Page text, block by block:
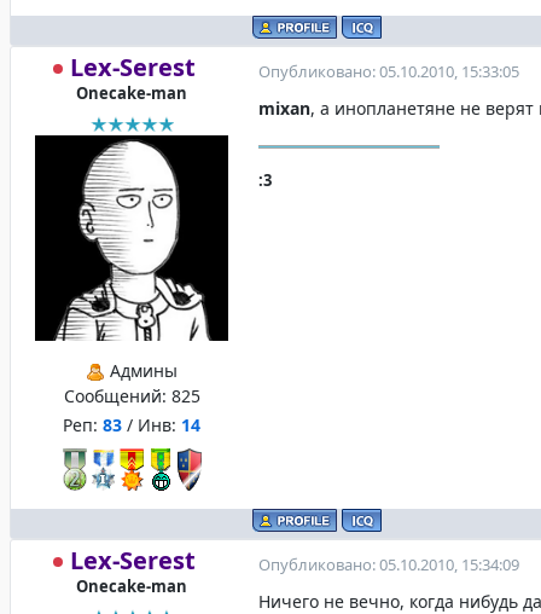
Lex-Serest
Onecake-man
Админы
Сообщений: 825
Реп: 83 / Инв: 14
Опубликовано: 05.10.2010, 15:33:05
mixan, а инопланетяне не верят
:3
Lex-Serest
Onecake-man
Опубликовано: 05.10.2010, 15:34:09
Ничего не вечно, когда нибудь